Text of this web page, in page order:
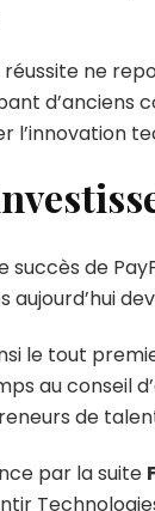
réussite ne
d’anciens
l’innovation
succès de
aujourd’hui
le tout
au conseil
de
par la suite